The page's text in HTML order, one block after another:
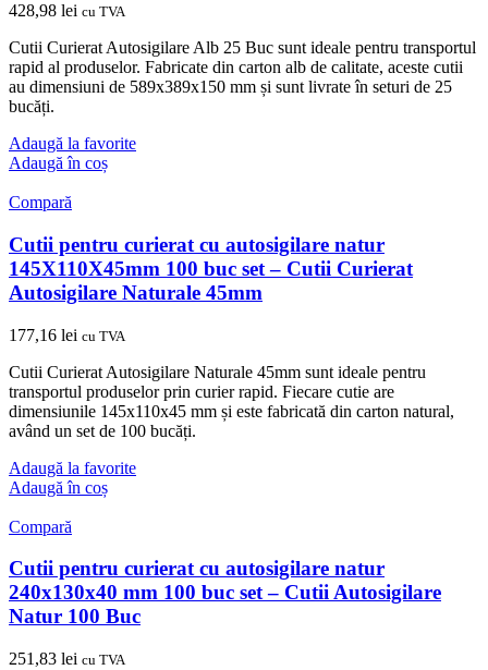
428,98 lei cu TVA
Cutii Curierat Autosigilare Alb 25 Buc sunt ideale pentru transportul
rapid al produselor. Fabricate din carton alb de calitate, aceste cutii
au dimensiuni de 589x389x150 mm și sunt livrate în seturi de 25
bucăți.
Adaugă la favorite
Adaugă în coș
Compară
Cutii pentru curierat cu autosigilare natur
145X110X45mm 100 buc set – Cutii Curierat
Autosigilare Naturale 45mm
177,16 lei cu TVA
Cutii Curierat Autosigilare Naturale 45mm sunt ideale pentru
transportul produselor prin curier rapid. Fiecare cutie are
dimensiunile 145x110x45 mm și este fabricată din carton natural,
având un set de 100 bucăți.
Adaugă la favorite
Adaugă în coș
Compară
Cutii pentru curierat cu autosigilare natur
240x130x40 mm 100 buc set – Cutii Autosigilare
Natur 100 Buc
251,83 lei cu TVA